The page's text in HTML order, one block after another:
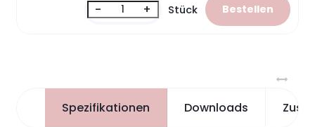
- + Stück
Spezifikationen Downloads